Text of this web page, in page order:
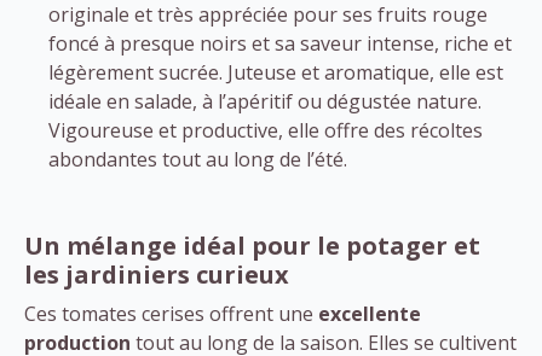
originale et très appréciée pour ses fruits rouge
foncé à presque noirs et sa saveur intense, riche et
légèrement sucrée. Juteuse et aromatique, elle est
idéale en salade, à l’apéritif ou dégustée nature.
Vigoureuse et productive, elle offre des récoltes
abondantes tout au long de l’été.
Un mélange idéal pour le potager et
les jardiniers curieux
Ces tomates cerises offrent une excellente
production tout au long de la saison. Elles se cultivent